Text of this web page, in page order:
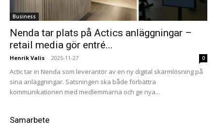
Business
Nenda tar plats på Actics anläggningar –
retail media gör entré...
Henrik Valis - 2025-11-27 0
Actic tar in Nenda som leverantör av en ny digital skärmlösning på
sina anläggningar. Satsningen ska både förbättra
kommunikationen med medlemmarna och ge nya...
Samarbete